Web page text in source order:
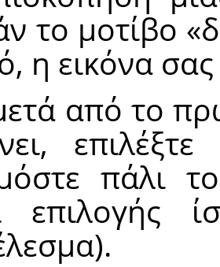
το μοτίβο «
η εικόνα
από το
πάλι
επιλογής